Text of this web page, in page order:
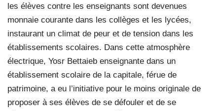
les élèves contre les enseignants sont devenues
monnaie courante dans les collèges et les lycées,
instaurant un climat de peur et de tension dans les
établissements scolaires. Dans cette atmosphère
électrique, Yosr Bettaieb enseignante dans un
établissement scolaire de la capitale, férue de
patrimoine, a eu l’initiative pour le moins originale de
proposer à ses élèves de se défouler et de se